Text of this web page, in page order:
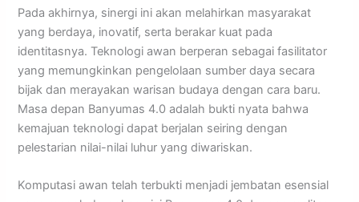
Pada akhirnya, sinergi ini akan melahirkan masyarakat
yang berdaya, inovatif, serta berakar kuat pada
identitasnya. Teknologi awan berperan sebagai fasilitator
yang memungkinkan pengelolaan sumber daya secara
bijak dan merayakan warisan budaya dengan cara baru.
Masa depan Banyumas 4.0 adalah bukti nyata bahwa
kemajuan teknologi dapat berjalan seiring dengan
pelestarian nilai-nilai luhur yang diwariskan.
Komputasi awan telah terbukti menjadi jembatan esensial